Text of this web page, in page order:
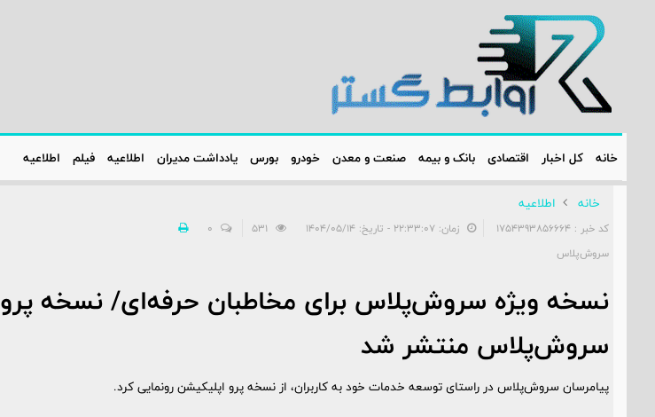
خانه کل اخبار اقتصادی بانک و بیمه صنعت و معدن خودرو بورس یادداشت مدیران اطلاعیه‌ فیلم اطلاعیه‌
خانه اطلاعیه‌
کد خبر : 1754393856664 زمان: ۲۲:۳۳:۰۷ - تاریخ: ۱۴۰۴/۰۵/۱۴
0
سروش‌پلاس
نسخه ویژه سروش‌پلاس برای مخاطبان حرفه‌ای/ نسخه پرو
سروش‌پلاس منتشر شد
پیامرسان سروش‌پلاس در راستای توسعه خدمات خود به کاربران، از نسخه پرو اپلیکیشن رونمایی کرد.